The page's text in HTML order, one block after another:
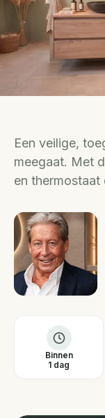
Een veilige,
meegaat. Met
en
Binnen
1 dag